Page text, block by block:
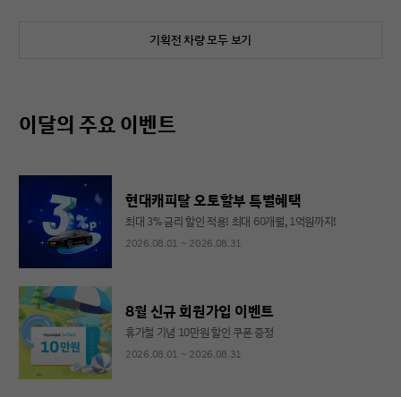
기획전 차량 모두 보기
이달의 주요 이벤트
현대캐피탈 오토할부 특별혜택
최대 3% 금리 할인 적용! 최대 60개월, 1억원까지!
2026.08.01 ~ 2026.08.31
8월 신규 회원가입 이벤트
휴가철 기념 10만원 할인 쿠폰 증정
2026.08.01 ~ 2026.08.31